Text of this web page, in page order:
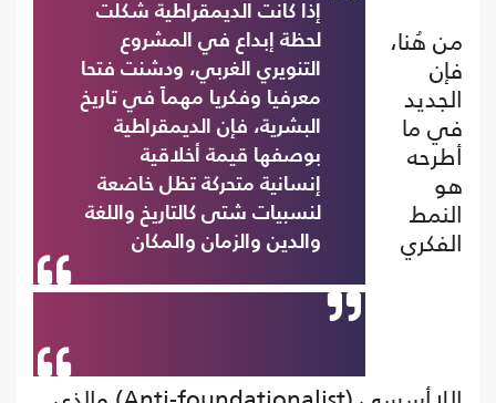
إذا كانت الديمقراطية شكلت
لحظة إبداع في المشروع
التنويري الغربي، ودشنت فتحا
معرفيا وفكريا مهماً في تاريخ
البشرية، فإن الديمقراطية
بوصفها قيمة أخلاقية
إنسانية متحركة تظل خاضعة
لنسبيات شتى كالتاريخ واللغة
والدين والزمان والمكان
من هُنا،
فإن
الجديد
في ما
أطرحه
هو
النمط
الفكري